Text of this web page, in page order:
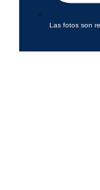
Las fotos son